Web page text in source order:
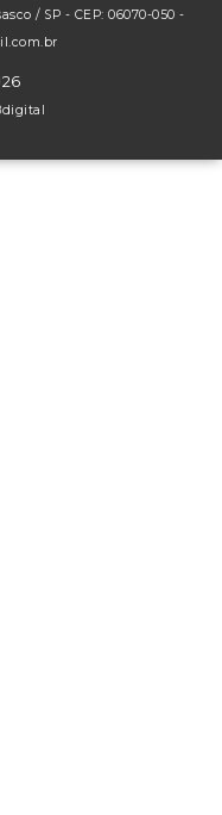
/ SP - CEP: 06070-050 -